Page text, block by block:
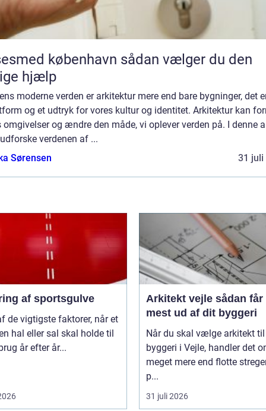
københavn sådan vælger du den
hjælp
moderne verden er arkitektur mere end bare bygninger, det
og et udtryk for vores kultur og identitet. Arkitektur kan
omgivelser og ændre den måde, vi oplever verden på. I denne
verdenen af ...
Sørensen
31 juli
af sportsgulve
de vigtigste faktorer, når et
hal eller sal skal holde til
år efter år...
Arkitekt vejle sådan får du
mest ud af dit byggeri
Når du skal vælge arkitekt
byggeri i Vejle, handler det
meget mere end flotte
p...
31 juli 2026